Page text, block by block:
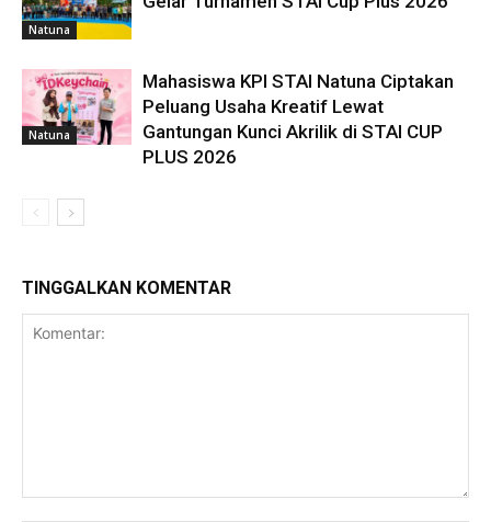
Natuna
Natuna
Mahasiswa KPI STAI Natuna Ciptakan
Peluang Usaha Kreatif Lewat
Gantungan Kunci Akrilik di STAI CUP
PLUS 2026
TINGGALKAN KOMENTAR